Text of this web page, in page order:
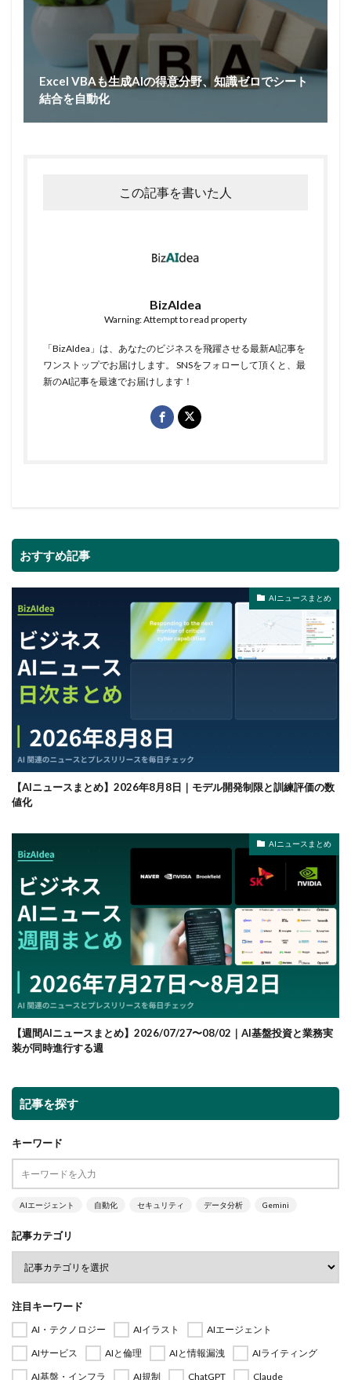
Excel VBAも生成AIの得意分野、知識ゼロでシート
結合を自動化
この記事を書いた人
BizAIdea
Warning: Attempt to read property
「BizAIdea」は、あなたのビジネスを飛躍させる最新AI記事を
ワンストップでお届けします。 SNSをフォローして頂くと、最
新のAI記事を最速でお届けします！
おすすめ記事
AIニュースまとめ
【AIニュースまとめ】2026年8月8日｜モデル開発制限と訓練評価の数
値化
AIニュースまとめ
【週間AIニュースまとめ】2026/07/27〜08/02｜AI基盤投資と業務実
装が同時進行する週
記事を探す
キーワード
AIエージェント 自動化 セキュリティ データ分析 Gemini
記事カテゴリ
注目キーワード
AI・テクノロジー AIイラスト
AIエージェント
AIサービス
AIと倫理 AIと情報漏洩
AIライティング
AI基盤・インフラ
AI規制 ChatGPT Claude